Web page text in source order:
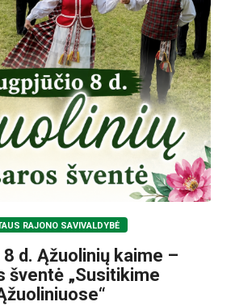
RAJONO SAVIVALDYBĖ
8 d. Ąžuolinių kaime –
šventė „Susitikime